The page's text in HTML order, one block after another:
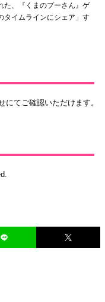
た、『くまのプーさん』ゲ
タイムラインにシェア」す
てご確認いただけます。